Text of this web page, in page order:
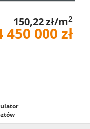
150,22 zł/m2
450 000 zł